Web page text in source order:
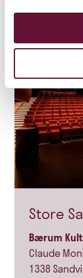
Store
Bærum
Claude
1338